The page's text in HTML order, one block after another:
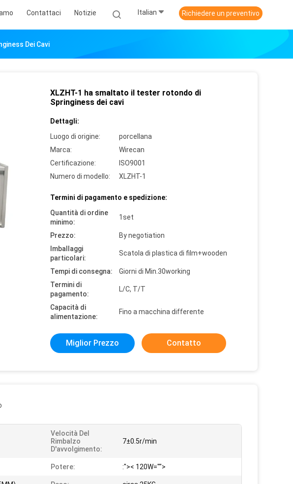
Contattaci Notizie Italian Richiedere un preventivo
Dei Cavi
XLZHT-1 ha smaltato il tester rotondo di
Springiness dei cavi
Dettagli:
Luogo di origine:
porcellana
Marca:
Wirecan
Certificazione:
ISO9001
Numero di modello:
XLZHT-1
Termini di pagamento e spedizione:
Quantità di ordine
minimo:
1set
Prezzo:
By negotiation
Imballaggi
particolari:
Scatola di plastica di film+wooden
Tempi di consegna:
Giorni di Min.30working
Termini di
pagamento:
L/C, T/T
Capacità di
alimentazione:
Fino a macchina differente
Miglior Prezzo Contatto
Velocità Del
Rimbalzo
D'avvolgimento:
7±0.5r/min
Potere: :">< 120W="">